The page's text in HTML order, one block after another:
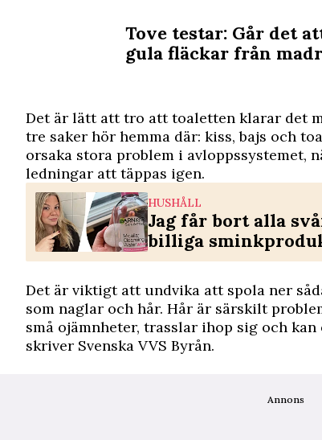
Tove testar: Går det
gula fläckar från
Det är lätt att tro att toaletten klarar det
tre saker hör hemma där: kiss, bajs och
orsaka stora problem i avloppssystemet,
ledningar att täppas igen.
HUSHÅLL
Jag får bort alla
billiga
Det är viktigt att undvika att spola ner
som naglar och hår. Hår är särskilt
små ojämnheter, trasslar ihop sig och
skriver Svenska VVS Byrån.
Annons